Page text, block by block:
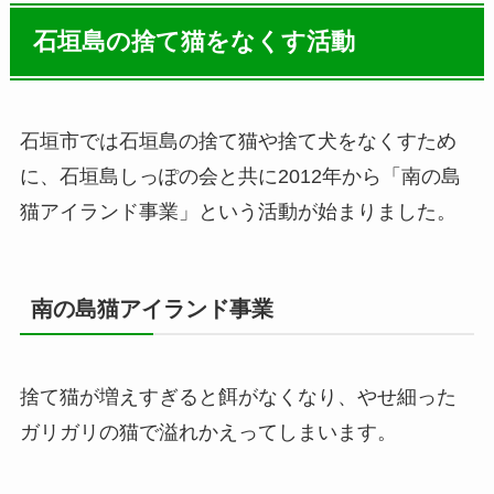
石垣島の捨て猫をなくす活動
石垣市では石垣島の捨て猫や捨て犬をなくすため
に、石垣島しっぽの会と共に2012年から「南の島
猫アイランド事業」という活動が始まりました。
南の島猫アイランド事業
捨て猫が増えすぎると餌がなくなり、やせ細った
ガリガリの猫で溢れかえってしまいます。